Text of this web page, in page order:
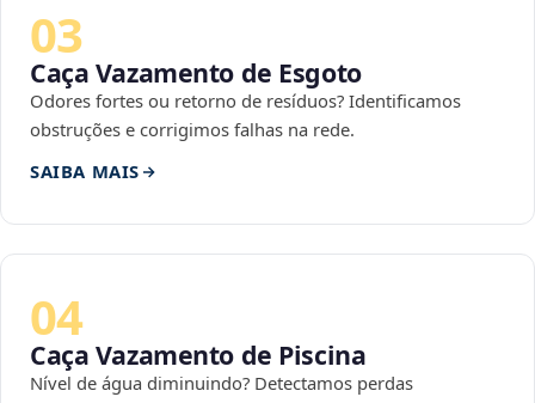
03
Caça Vazamento de Esgoto
Odores fortes ou retorno de resíduos? Identificamos
obstruções e corrigimos falhas na rede.
SAIBA MAIS
04
Caça Vazamento de Piscina
Nível de água diminuindo? Detectamos perdas